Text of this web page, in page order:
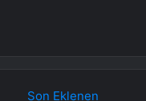
Son Eklenen